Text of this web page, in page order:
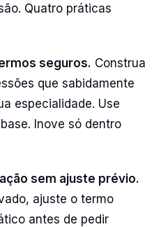
Quatro práticas
seguros. Construa
que sabidamente
especialidade. Use
Inove só dentro
sem ajuste prévio.
ajuste o termo
antes de pedir